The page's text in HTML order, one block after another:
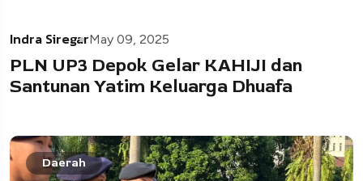
Indra SiregarMay 09, 2025
PLN UP3 Depok Gelar KAHIJI dan
Santunan Yatim Keluarga Dhuafa
Daerah